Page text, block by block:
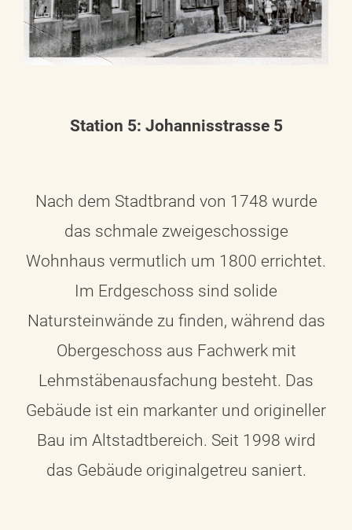
Station 5: Johannisstrasse 5
Nach dem Stadtbrand von 1748 wurde
das schmale zweigeschossige
Wohnhaus vermutlich um 1800 errichtet.
Im Erdgeschoss sind solide
Natursteinwände zu finden, während das
Obergeschoss aus Fachwerk mit
Lehmstäbenausfachung besteht. Das
Gebäude ist ein markanter und origineller
Bau im Altstadtbereich. Seit 1998 wird
das Gebäude originalgetreu saniert.